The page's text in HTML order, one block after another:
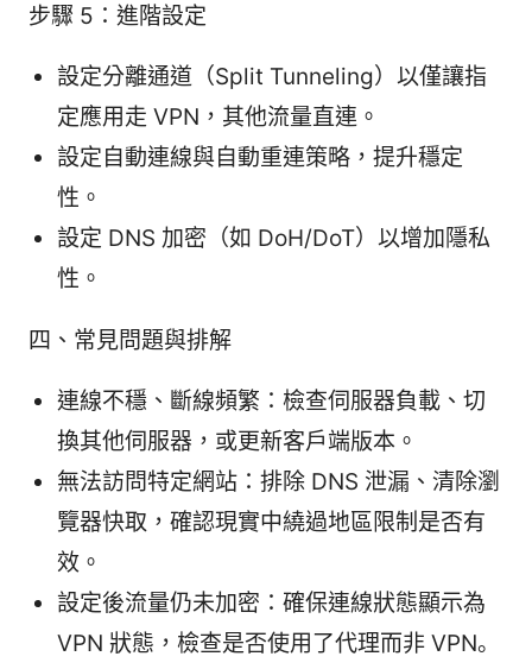
步驟 5：進階設定
設定分離通道（Split Tunneling）以僅讓指
定應用走 VPN，其他流量直連。
設定自動連線與自動重連策略，提升穩定
性。
設定 DNS 加密（如 DoH/DoT）以增加隱私
性。
四、常見問題與排解
連線不穩、斷線頻繁：檢查伺服器負載、切
換其他伺服器，或更新客戶端版本。
無法訪問特定網站：排除 DNS 泄漏、清除瀏
覽器快取，確認現實中繞過地區限制是否有
效。
設定後流量仍未加密：確保連線狀態顯示為
VPN 狀態，檢查是否使用了代理而非 VPN。